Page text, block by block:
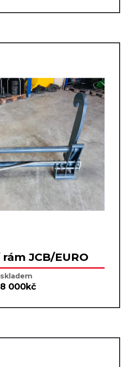
JCB/EURO
skladem
000kč